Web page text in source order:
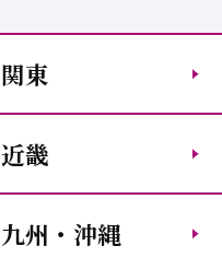
関東
近畿
九州・沖縄